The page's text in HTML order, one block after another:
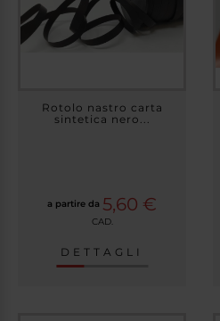
Rotolo nastro carta
sintetica nero...
a partire da 5,60 €
CAD.
DETTAGLI